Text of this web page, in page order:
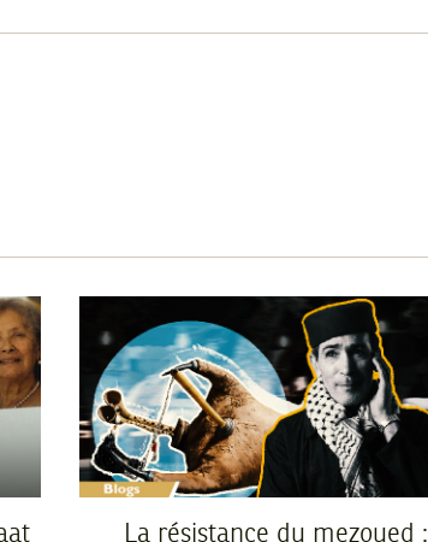
La résistance du mezoued :